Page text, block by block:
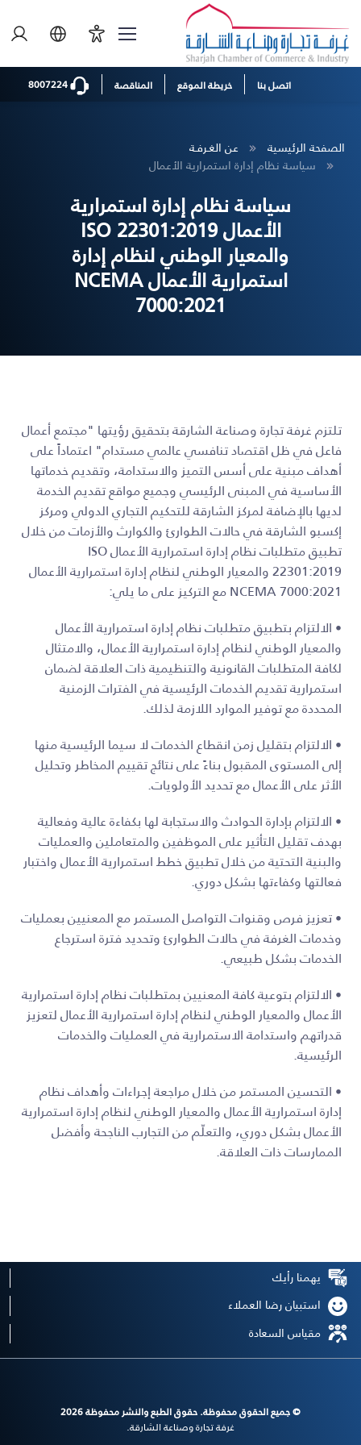
اتصل بنا خريطة الموقع المناقصة
الصفحة الرئيسية
عن الغـرفـة
سياسة نظام إدارة استمرارية الأعمال
سياسة نظام إدارة استمرارية
الأعمال ISO 22301:2019
والمعيار الوطني لنظام إدارة
استمرارية الأعمال NCEMA
7000:2021
تلتزم غرفة تجارة وصناعة الشارقة بتحقيق رؤيتها "مجتمع أعمال
فاعل في ظل اقتصاد تنافسي عالمي مستدام" اعتماداً على
أهداف مبنية على أسس التميز والاستدامة، وتقديم خدماتها
الأساسية في المبنى الرئيسي وجميع مواقع تقديم الخدمة
لديها بالإضافة لمركز الشارقة للتحكيم التجاري الدولي ومركز
إكسبو الشارقة في حالات الطوارئ والكوارث والأزمات من خلال
تطبيق متطلبات نظام إدارة استمرارية الأعمال ISO
22301:2019 والمعيار الوطني لنظام إدارة استمرارية الأعمال
NCEMA 7000:2021 مع التركيز على ما يلي:
• الالتزام بتطبيق متطلبات نظام إدارة استمرارية الأعمال
والمعيار الوطني لنظام إدارة استمرارية الأعمال، والامتثال
لكافة المتطلبات القانونية والتنظيمية ذات العلاقة لضمان
استمرارية تقديم الخدمات الرئيسية في الفترات الزمنية
المحددة مع توفير الموارد اللازمة لذلك.
• الالتزام بتقليل زمن انقطاع الخدمات لا سيما الرئيسية منها
إلى المستوى المقبول بناءً على نتائج تقييم المخاطر وتحليل
الأثر على الأعمال مع تحديد الأولويات.
• الالتزام بإدارة الحوادث والاستجابة لها بكفاءة عالية وفعالية
بهدف تقليل التأثير على الموظفين والمتعاملين والعمليات
والبنية التحتية من خلال تطبيق خطط استمرارية الأعمال واختبار
فعالتها وكفاءتها بشكل دوري.
• تعزيز فرص وقنوات التواصل المستمر مع المعنيين بعمليات
وخدمات الغرفة في حالات الطوارئ وتحديد فترة استرجاع
الخدمات بشكل طبيعي.
• الالتزام بتوعية كافة المعنيين بمتطلبات نظام إدارة استمرارية
الأعمال والمعيار الوطني لنظام إدارة استمرارية الأعمال لتعزيز
قدراتهم واستدامة الاستمرارية في العمليات والخدمات
الرئيسية.
• التحسين المستمر من خلال مراجعة إجراءات وأهداف نظام
إدارة استمرارية الأعمال والمعيار الوطني لنظام إدارة استمرارية
الأعمال بشكل دوري، والتعلّم من التجارب الناجحة وأفضل
الممارسات ذات العلاقة.
يهمنا رأيك
استبيان رضا العملاء
مقياس السعادة
© جميع الحقوق محفوظة. حقوق الطبع والنشر محفوظة 2026
غرفة تجارة وصناعة الشارقة.